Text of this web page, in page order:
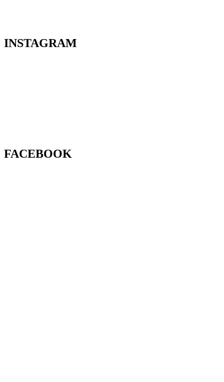
INSTAGRAM
FACEBOOK